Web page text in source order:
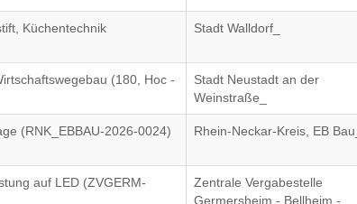
Küchentechnik
Stadt Walldorf_
(180, Hoc -
Stadt Neustadt an der
Weinstraße_
(RNK_EBBAU-2026-0024) Rhein-Neckar-Kreis, EB Bau_
auf LED (ZVGERM-
Zentrale Vergabestelle
Germersheim - Bellheim -